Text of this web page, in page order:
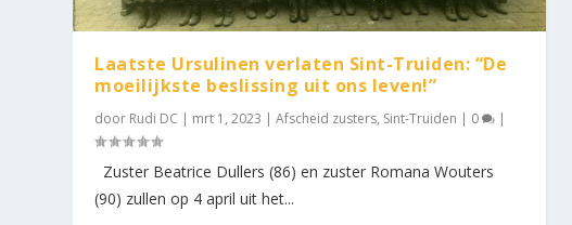
Laatste Ursulinen verlaten Sint-Truiden: “De
moeilijkste beslissing uit ons leven!”
door Rudi DC | mrt 1, 2023 |Afscheid zusters, Sint-Truiden | 0 |
Zuster Beatrice Dullers (86) en zuster Romana Wouters
(90) zullen op 4 april uit het...